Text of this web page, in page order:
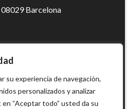
su experiencia de navegación,
personalizados y analizar
“Aceptar todo” usted da su
08029 Barcelona